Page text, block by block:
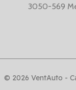
3050-569
© 2026 VentAuto -